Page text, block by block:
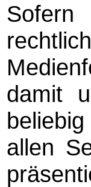
Sofern
damit
allen